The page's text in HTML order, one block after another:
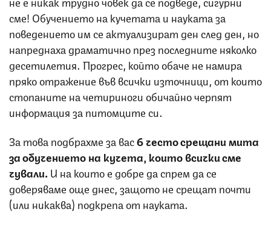
сме! Обучението на кучетата и науката за
поведението им се актуализират ден след ден, но
напреднаха драматично през последните няколко
десетилетия. Прогрес, който обаче не намира
пряко отражение във всички източници, от които
стопаните на четириноги обичайно черпят
информация за питомците си.
За това подбрахме за вас6 често срещани мита
за обучението на кучета, които всички сме
чували. И на които е добре да спрем да се
доверяваме още днес, защото не срещат почти
(или никаква) подкрепа от науката.